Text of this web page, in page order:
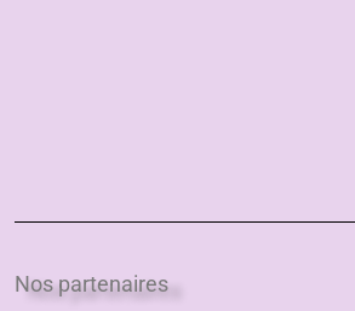
Nos partenaires